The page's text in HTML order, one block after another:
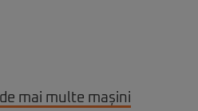
mai multe mașini